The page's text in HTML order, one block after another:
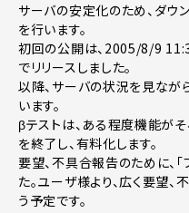
サーバの安定化のため、ダウ
を行います。
初回の公開は、2005/8/9
でリリースしました。
以降、サーバの状況を見な
います。
βテストは、ある程度機能が
を終了し、有料化します。
要望、不具合報告のために、
た。ユーザ様より、広く要望
う予定です。